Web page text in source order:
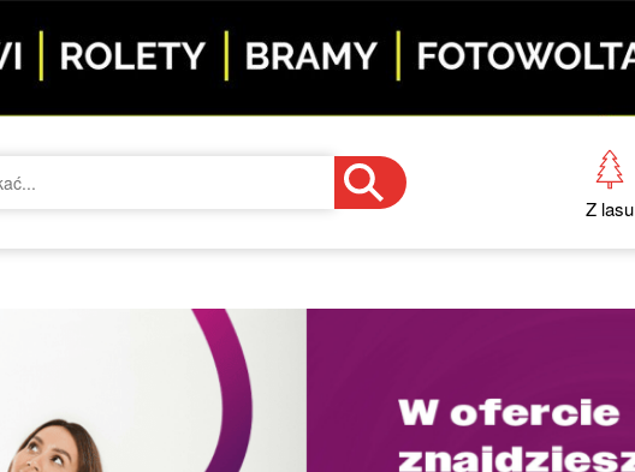
Z lasu